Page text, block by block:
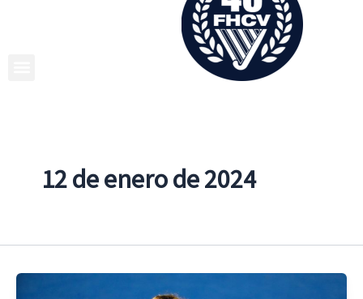
12 de enero de 2024